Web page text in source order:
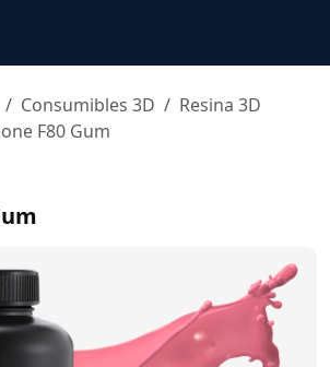
Consumibles 3D
Resina 3D
F80 Gum